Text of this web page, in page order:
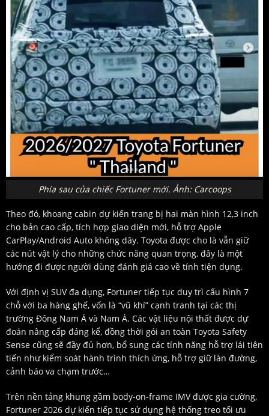
Phía sau của chiếc Fortuner mới. Ảnh: Carcoops
Theo đó, khoang cabin dự kiến trang bị hai màn hình 12,3 inch
cho bản cao cấp, tích hợp giao diện mới, hỗ trợ Apple
CarPlay/Android Auto không dây. Toyota được cho là vẫn giữ
các nút vật lý cho những chức năng quan trọng, đây là một
hướng đi được người dùng đánh giá cao về tính tiện dụng.
Với định vị SUV đa dụng, Fortuner tiếp tục duy trì cấu hình 7
chỗ với ba hàng ghế, vốn là “vũ khí” cạnh tranh tại các thị
trường Đông Nam Á và Nam Á. Các vật liệu nội thất được dự
đoán nâng cấp đáng kể, đồng thời gói an toàn Toyota Safety
Sense cũng sẽ đầy đủ hơn, bổ sung các tính năng hỗ trợ lái tiên
tiến như kiểm soát hành trình thích ứng, hỗ trợ giữ làn đường,
cảnh báo va chạm trước…
Trên nền tảng khung gầm body-on-frame IMV được gia cường,
Fortuner 2026 dự kiến tiếp tục sử dụng hệ thống treo tối ưu